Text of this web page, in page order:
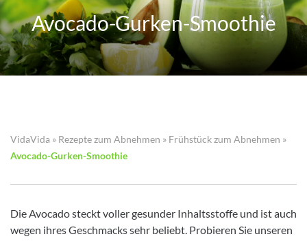
Avocado-Gurken-Smoothie
VidaVida » Rezepte zum Abnehmen » Frühstück zum Abnehmen »
Avocado-Gurken-Smoothie
Die Avocado steckt voller gesunder Inhaltsstoffe und ist auch
wegen ihres Geschmacks sehr beliebt. Probieren Sie unseren